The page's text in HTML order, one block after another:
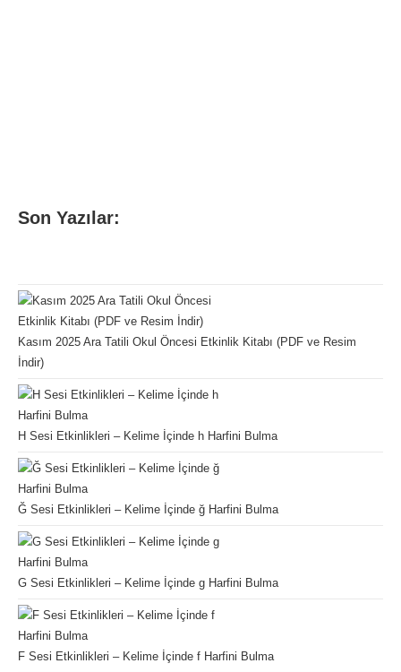
Son Yazılar:
Kasım 2025 Ara Tatili Okul Öncesi Etkinlik Kitabı (PDF ve Resim
İndir)
H Sesi Etkinlikleri – Kelime İçinde h Harfini Bulma
Ğ Sesi Etkinlikleri – Kelime İçinde ğ Harfini Bulma
G Sesi Etkinlikleri – Kelime İçinde g Harfini Bulma
F Sesi Etkinlikleri – Kelime İçinde f Harfini Bulma